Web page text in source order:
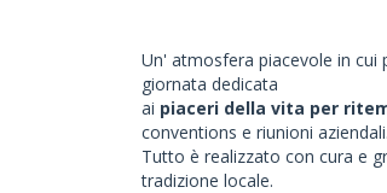
Un' atmosfera piacevole in cui
giornata dedicata
ai piaceri della vita per
conventions e riunioni aziendali.
Tutto è realizzato con cura e
tradizione locale.